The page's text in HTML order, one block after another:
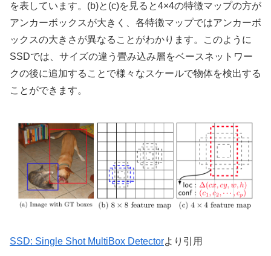
を表しています。(b)と(c)を見ると4×4の特徴マップの方が
アンカーボックスが大きく、各特徴マップではアンカーボ
ックスの大きさが異なることがわかります。このように
SSDでは、サイズの違う畳み込み層をベースネットワー
クの後に追加することで様々なスケールで物体を検出する
ことができます。
SSD: Single Shot MultiBox Detectorより引用